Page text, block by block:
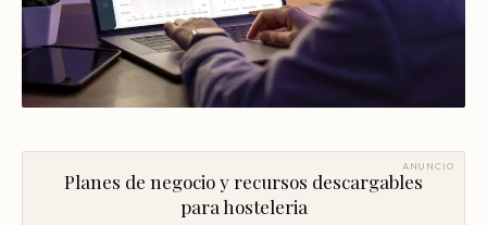
Inversores Internacionales
Subir ticket medio
Atraer clientes
Cuánto cuesta abrir
ANUNCIO
Planes de negocio y recursos descargables
para hosteleria